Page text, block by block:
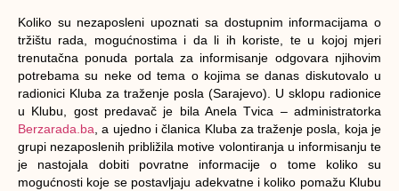
Koliko su nezaposleni upoznati sa dostupnim informacijama o
tržištu rada, mogućnostima i da li ih koriste, te u kojoj mjeri
trenutačna ponuda portala za informisanje odgovara njihovim
potrebama su neke od tema o kojima se danas diskutovalo u
radionici Kluba za traženje posla (Sarajevo). U sklopu radionice
u Klubu, gost predavač je bila Anela Tvica – administratorka
Berzarada.ba , a ujedno i članica Kluba za traženje posla, koja je
grupi nezaposlenih približila motive volontiranja u informisanju te
je nastojala dobiti povratne informacije o tome koliko su
mogućnosti koje se postavljaju adekvatne i koliko pomažu Klubu